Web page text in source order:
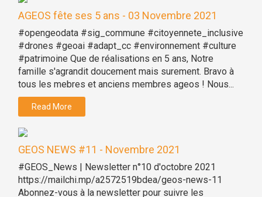
AGEOS fête ses 5 ans - 03 Novembre 2021
#opengeodata #sig_commune #citoyennete_inclusive
#drones #geoai #adapt_cc #environnement #culture
#patrimoine Que de réalisations en 5 ans, Notre
famille s'agrandit doucement mais surement. Bravo à
tous les mebres et anciens membres ageos ! Nous...
Read More
GEOS NEWS #11 - Novembre 2021
#GEOS_News | Newsletter n°10 d'octobre 2021
https://mailchi.mp/a2572519bdea/geos-news-11
Abonnez-vous à la newsletter pour suivre les